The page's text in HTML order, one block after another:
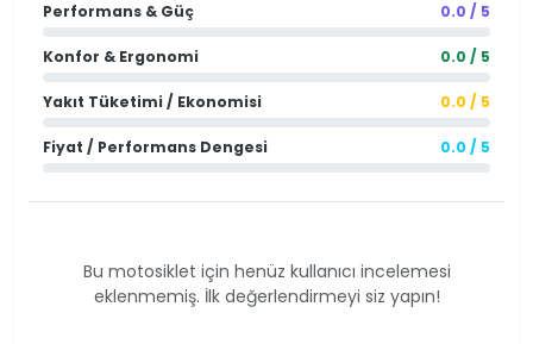
Performans & Güç 0.0 / 5
Konfor & Ergonomi 0.0 / 5
Yakıt Tüketimi / Ekonomisi 0.0 / 5
Fiyat / Performans Dengesi 0.0 / 5
Bu motosiklet için henüz kullanıcı incelemesi
eklenmemiş. İlk değerlendirmeyi siz yapın!